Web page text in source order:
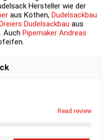
Hersteller wie der
aus Köthen, Dudelsackbau
Dudelsackbau aus
Auch Pipemaker Andreas
Read review